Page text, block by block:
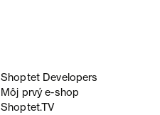
Shoptet Developers
Môj prvý e-shop
Shoptet.TV